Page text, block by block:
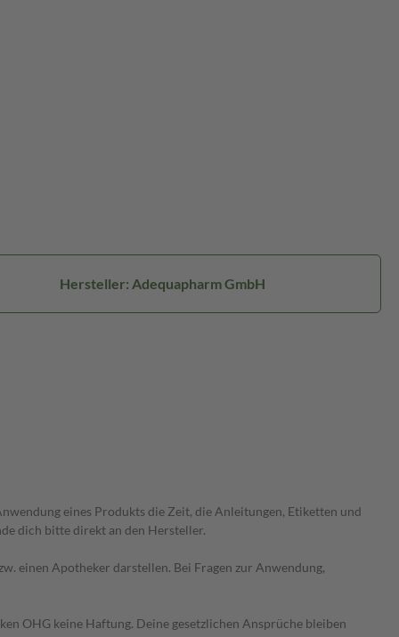
Hersteller: Adequapharm GmbH
eines Produkts die Zeit, die Anleitungen, Etiketten und
dich bitte direkt an den Hersteller.
einen Apotheker darstellen. Bei Fragen zur Anwendung,
OHG keine Haftung. Deine gesetzlichen Ansprüche bleiben